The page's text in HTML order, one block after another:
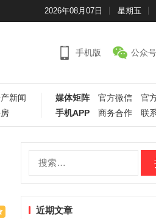
2026年08月07日 星期五
手机版 公众号
新闻
媒体矩阵 官方微信
官
手机APP
商务合作 联
近期文章